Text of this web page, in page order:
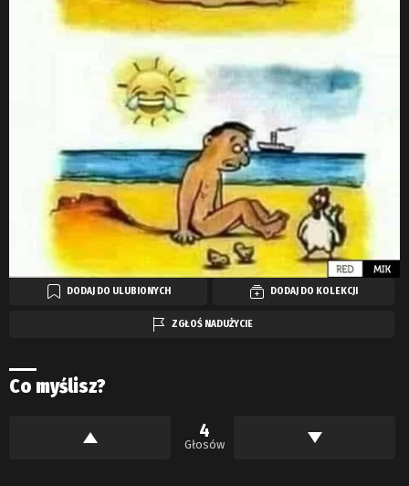
DODAJ DO ULUBIONYCH DODAJ DO KOLEKCJI
ZGŁOŚ NADUŻYCIE
Co myślisz?
4
Głosów